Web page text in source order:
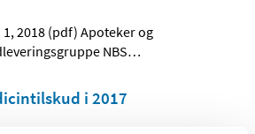
2018 (pdf) Apoteker og
NBS…
i 2017